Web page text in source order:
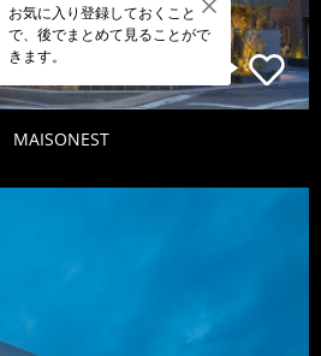
お気に入り登録しておくこと
で、後でまとめて見ることがで
きます。